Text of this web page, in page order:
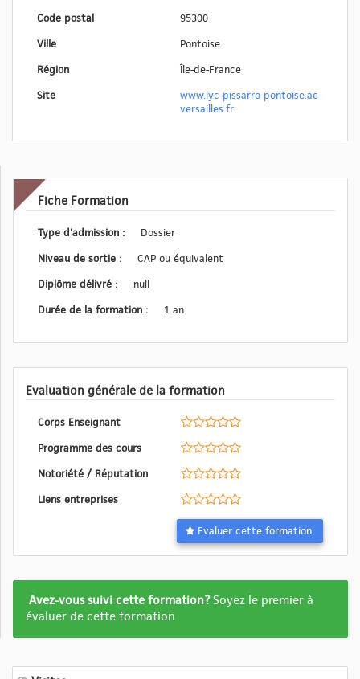
Code postal
95300
Ville
Pontoise
Région
Île-de-France
Site
www.lyc-pissarro-pontoise.ac-
versailles.fr
Fiche Formation
Type d'admission :
Dossier
Niveau de sortie :
CAP ou équivalent
Diplôme délivré :
null
Durée de la formation :
1 an
Evaluation générale de la formation
Corps Enseignant
Programme des cours
Notoriété / Réputation
Liens entreprises
Evaluer cette formation.
Formation
pas
Avez-vous suivi cette formation?Soyez le premier à
évaluer de cette formation